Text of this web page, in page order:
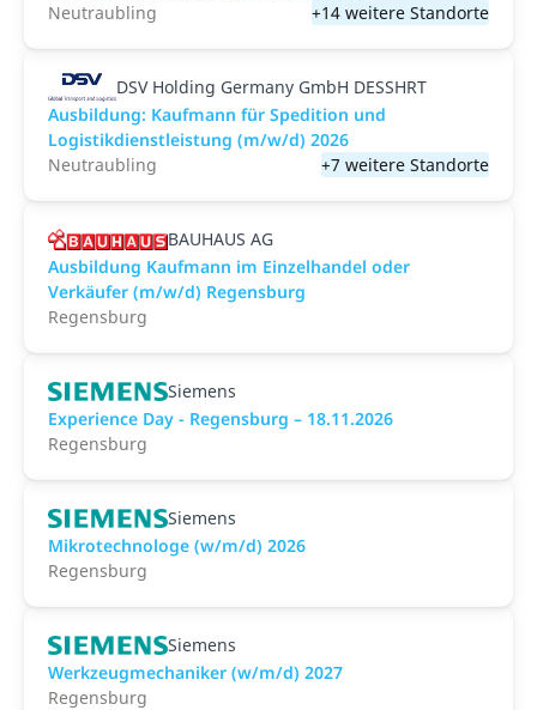
Neutraubling
+14 weitere Standorte
DSV Holding Germany GmbH DESSHRT
Ausbildung: Kaufmann für Spedition und
Logistikdienstleistung (m/w/d) 2026
Neutraubling
+7 weitere Standorte
BAUHAUS AG
Ausbildung Kaufmann im Einzelhandel oder
Verkäufer (m/w/d) Regensburg
Regensburg
Siemens
Experience Day - Regensburg – 18.11.2026
Regensburg
Siemens
Mikrotechnologe (w/m/d) 2026
Regensburg
Siemens
Werkzeugmechaniker (w/m/d) 2027
Regensburg